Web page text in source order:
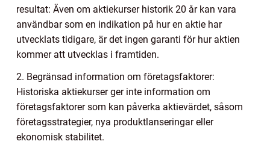
resultat: Även om aktiekurser historik 20 år kan vara
användbar som en indikation på hur en aktie har
utvecklats tidigare, är det ingen garanti för hur aktien
kommer att utvecklas i framtiden.
2. Begränsad information om företagsfaktorer:
Historiska aktiekurser ger inte information om
företagsfaktorer som kan påverka aktievärdet, såsom
företagsstrategier, nya produktlanseringar eller
ekonomisk stabilitet.